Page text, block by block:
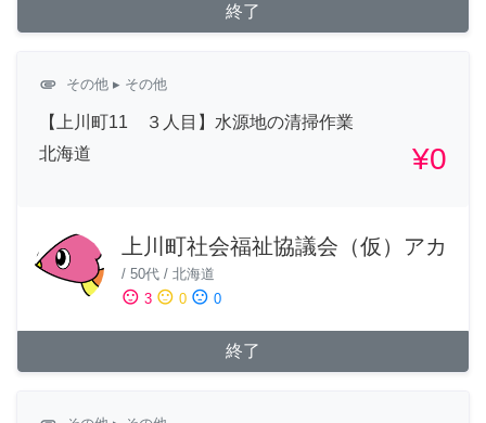
終了
attachment その他 ▸ その他
【上川町11 ３人目】水源地の清掃作業
北海道
¥0
上川町社会福祉協議会（仮）アカ
/ 50代 / 北海道
sentiment_satisfied 3 sentiment_neutral 0 sentiment_dissatisfied 0
終了